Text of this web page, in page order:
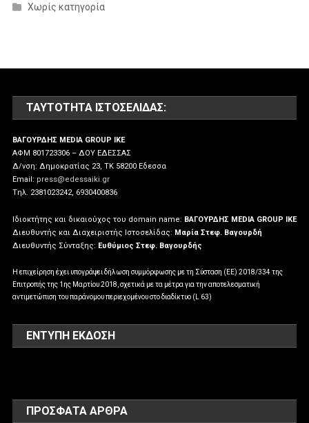
Χωρίς κατηγορία
ΤΑΥΤΌΤΗΤΑ ΙΣΤΟΣΕΛΊΔΑΣ:
ΒΑΓΟΥΡΔΗΣ MEDIA GROUP IKE
ΑΦΜ 801723306 – ΔΟΥ ΕΔΕΣΣΑΣ
Δ/νση: Δημοκρατίας 23, ΤΚ 58200 Εδεσσα
Email: press@edessaiki.gr
Tηλ. 2381023242, 6930400836
Ιδιοκτήτης και δικαιούχος του domain name: ΒΑΓΟΥΡΔΗΣ MEDIA GROUP IKE
Διευθυντής και Διαχειριστής Ιστοσελίδας: Μαρία Στεφ. Βαγουρδή
Διευθυντής Σύνταξης: Ευθύμιος Στεφ. Βαγουρδής
Η επιχείρηση έχει υπογράψει δήλωση συμμόρφωσης με τη Σύσταση (ΕΕ) 2018/334 της
Επιτροπής της 1ης Μαρτίου 2018, σχετικά με τα μέτρα για την αποτελεσματική
αντιμετώπιση του παράνομου περιεχομένου στο διαδίκτυο (L 63)
ΕΝΤΥΠΗ ΕΚΔΟΣΗ
ΠΡΌΣΦΑΤΑ ΆΡΘΡΑ